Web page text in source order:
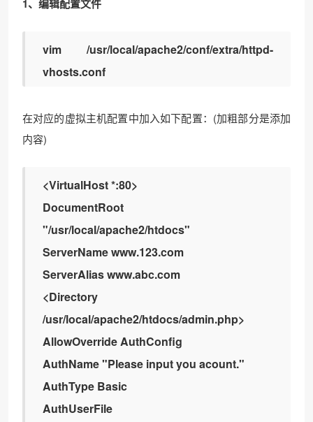
1、编辑配置文件
vim /usr/local/apache2/conf/extra/httpd-
vhosts.conf
在对应的虚拟主机配置中加入如下配置：(加粗部分是添加
内容)
<VirtualHost *:80>
DocumentRoot
"/usr/local/apache2/htdocs"
ServerName www.123.com
ServerAlias www.abc.com
<Directory
/usr/local/apache2/htdocs/admin.php>
AllowOverride AuthConfig
AuthName "Please input you acount."
AuthType Basic
AuthUserFile